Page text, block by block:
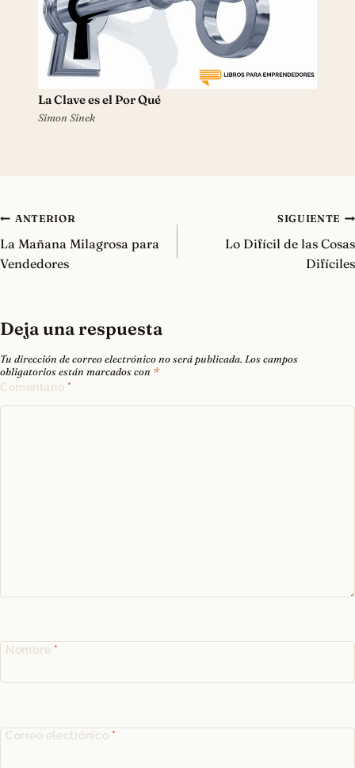
La Clave es el Por Qué
Simon Sinek
Navegación
de
entradas
ANTERIOR
La Mañana Milagrosa para
Vendedores
SIGUIENTE
Lo Difícil de las Cosas
Difíciles
Deja una respuesta
Tu dirección de correo electrónico no será publicada. Los campos
obligatorios están marcados con *
Comentario *
Nombre *
Correo electrónico *